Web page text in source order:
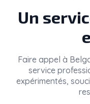
Un
Faire appel à
service
expérimentés,